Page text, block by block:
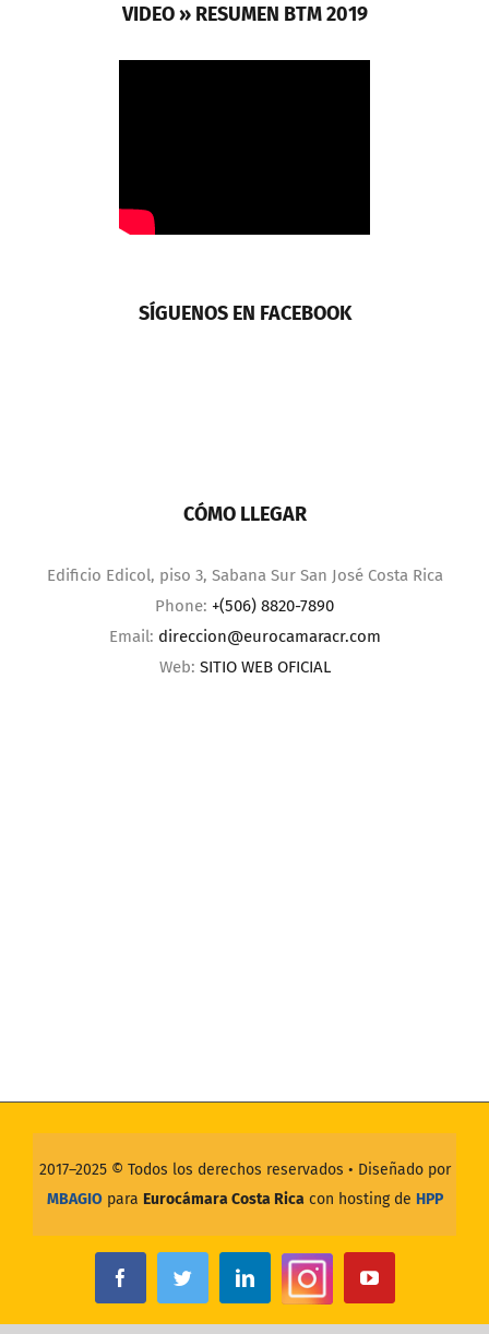
VIDEO » RESUMEN BTM 2019
SÍGUENOS EN FACEBOOK
CÓMO LLEGAR
Edificio Edicol, piso 3, Sabana Sur San José Costa Rica
Phone: +(506) 8820-7890
Email: direccion@eurocamaracr.com
Web: SITIO WEB OFICIAL
2017–2025 © Todos los derechos reservados • Diseñado por
MBAGIOpara Eurocámara Costa Ricacon hosting de HPP
FacebookTwitter LinkedIn
Instagram
YouTube